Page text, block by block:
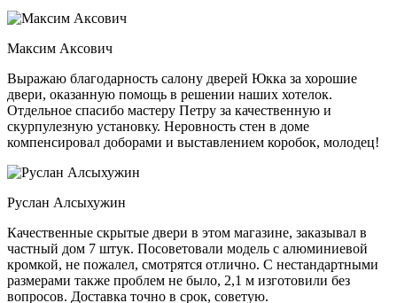
Максим Аксович
Выражаю благодарность салону дверей Юкка за хорошие
двери, оказанную помощь в решении наших хотелок.
Отдельное спасибо мастеру Петру за качественную и
скурпулезную установку. Неровность стен в доме
компенсировал доборами и выставлением коробок, молодец!
Руслан Алсыхужин
Качественные скрытые двери в этом магазине, заказывал в
частный дом 7 штук. Посоветовали модель с алюминиевой
кромкой, не пожалел, смотрятся отлично. С нестандартными
размерами также проблем не было, 2,1 м изготовили без
вопросов. Доставка точно в срок, советую.